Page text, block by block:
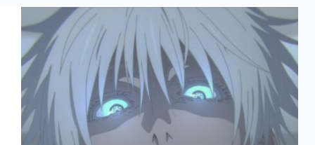
do
Anime